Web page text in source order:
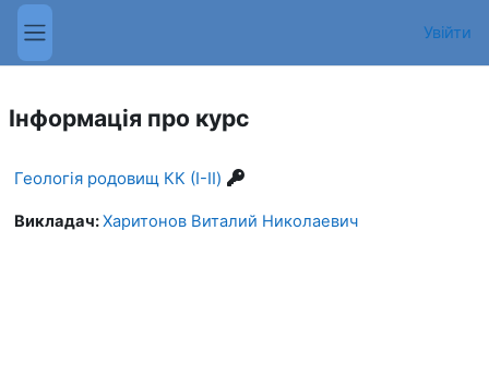
Перейти до головного вмісту
Бокова панель
Увійти
Інформація про курс
Геологія родовищ КК (I-II)
Викладач:Харитонов Виталий Николаевич